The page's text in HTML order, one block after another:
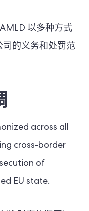
以多种方式
司的义务和处罚范
across all
cross-border
of
EU state.